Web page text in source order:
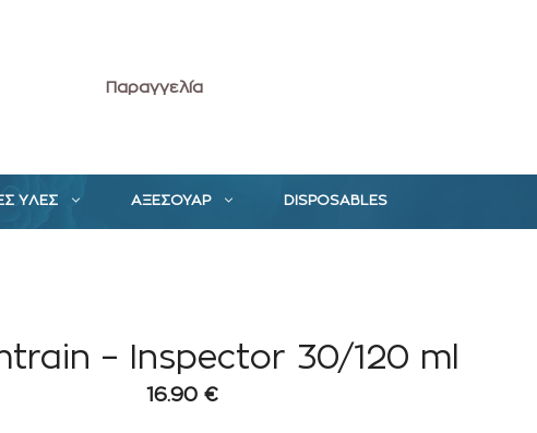
Παραγγελία
ΥΛΕΣ ΑΞΕΣΟΥΑΡ DISPOSABLES
– Inspector 30/120 ml
16.90€